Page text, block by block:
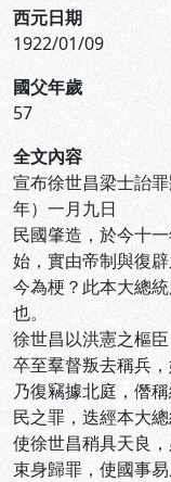
西元日期
1922/01/09
國父年歲
57
全文內容
宣布徐世昌梁士詒
年）一月九日
民國肇造，於今十
始，實由帝制與復
今為梗？此本大總
也。
徐世昌以洪憲之樞
卒至羣督叛去稱兵
乃復竊據北庭，僭
民之罪，迭經本大
使徐世昌稍具天良
束身歸罪，使國事